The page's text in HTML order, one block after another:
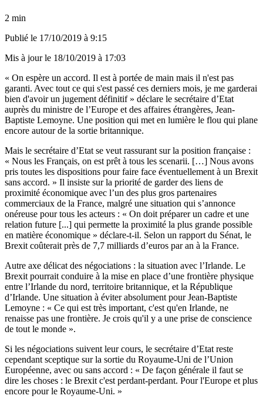
2 min
Publié le 17/10/2019 à 9:15
Mis à jour le 18/10/2019 à 17:03
« On espère un accord. Il est à portée de main mais il n'est pas
garanti. Avec tout ce qui s'est passé ces derniers mois, je me garderai
bien d'avoir un jugement définitif » déclare le secrétaire d’Etat
auprès du ministre de l’Europe et des affaires étrangères, Jean-
Baptiste Lemoyne. Une position qui met en lumière le flou qui plane
encore autour de la sortie britannique.
Mais le secrétaire d’Etat se veut rassurant sur la position française :
« Nous les Français, on est prêt à tous les scenarii. […] Nous avons
pris toutes les dispositions pour faire face éventuellement à un Brexit
sans accord. » Il insiste sur la priorité de garder des liens de
proximité économique avec l’un des plus gros partenaires
commerciaux de la France, malgré une situation qui s’annonce
onéreuse pour tous les acteurs : « On doit préparer un cadre et une
relation future [...] qui permette la proximité la plus grande possible
en matière économique » déclare-t-il. Selon un rapport du Sénat, le
Brexit coûterait près de 7,7 milliards d’euros par an à la France.
Autre axe délicat des négociations : la situation avec l’Irlande. Le
Brexit pourrait conduire à la mise en place d’une frontière physique
entre l’Irlande du nord, territoire britannique, et la République
d’Irlande. Une situation à éviter absolument pour Jean-Baptiste
Lemoyne : « Ce qui est très important, c'est qu'en Irlande, ne
renaisse pas une frontière. Je crois qu'il y a une prise de conscience
de tout le monde ».
Si les négociations suivent leur cours, le secrétaire d’Etat reste
cependant sceptique sur la sortie du Royaume-Uni de l’Union
Européenne, avec ou sans accord : « De façon générale il faut se
dire les choses : le Brexit c'est perdant-perdant. Pour l'Europe et plus
encore pour le Royaume-Uni. »